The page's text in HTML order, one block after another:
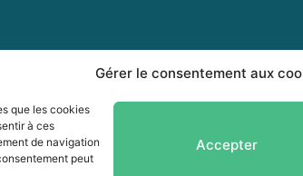
Gérer le consentement aux
que les cookies
à ces
de navigation
peut
Accepter
464-3827
Séances du